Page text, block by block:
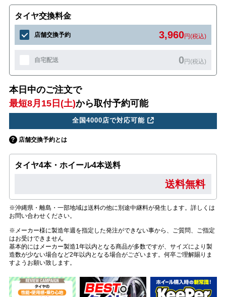
タイヤ交換料金
店舗交換予約 3,960円(税込)
自宅配送 0円(税込)
本日中のご注文で
最短8月15日(土)から取付予約可能
全国4000店で対応可能
店舗交換予約とは
タイヤ4本・ホイール4本送料
送料無料
※沖縄県・離島・一部地域は送料の他に別途中継料が発生します。詳しくは
お問い合わせください。
※メーカー様に製造年週を指定した発注ができない事から、ご質問、ご指定
はお受けできません
基本的にはメーカー製造1年以内となる商品が多数ですが、サイズにより製
造数が少ない場合など2年以内となる場合がございます。何卒ご理解賜りま
すようお願い致します。